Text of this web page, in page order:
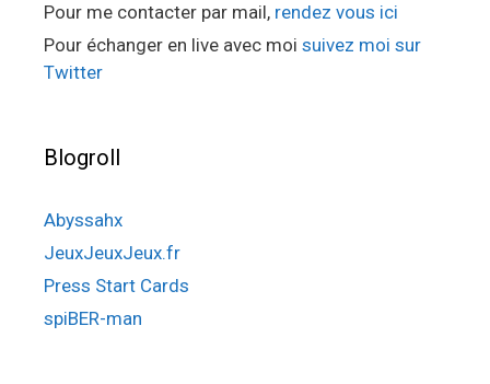
Pour me contacter par mail, rendez vous ici
Pour échanger en live avec moi suivez moi sur
Twitter
Blogroll
Abyssahx
JeuxJeuxJeux.fr
Press Start Cards
spiBER-man